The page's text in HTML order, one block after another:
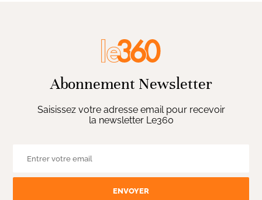
Abonnement Newsletter
Saisissez votre adresse email pour recevoir
la newsletter Le360
ENVOYER